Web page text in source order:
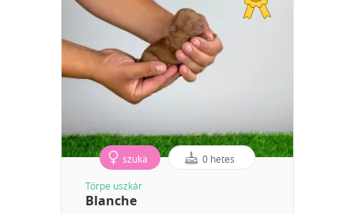
szuka 0 hetes
Törpe uszkár
Blanche